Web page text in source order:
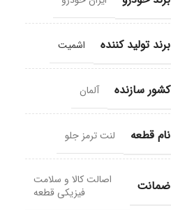
برند تولید کننده اشمیت
کشور سازنده آلمان
نام قطعه لنت ترمز جلو
ضمانت
اصالت کالا و سلامت
فیزیکی قطعه